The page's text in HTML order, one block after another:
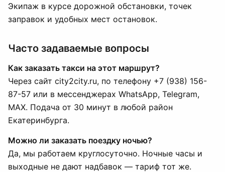
Экипаж в курсе дорожной обстановки, точек
заправок и удобных мест остановок.
Часто задаваемые вопросы
Как заказать такси на этот маршрут?
Через сайт city2city.ru, по телефону +7 (938) 156-
87-57 или в мессенджерах WhatsApp, Telegram,
MAX. Подача от 30 минут в любой район
Екатеринбурга.
Можно ли заказать поездку ночью?
Да, мы работаем круглосуточно. Ночные часы и
выходные не дают надбавок — тариф тот же.